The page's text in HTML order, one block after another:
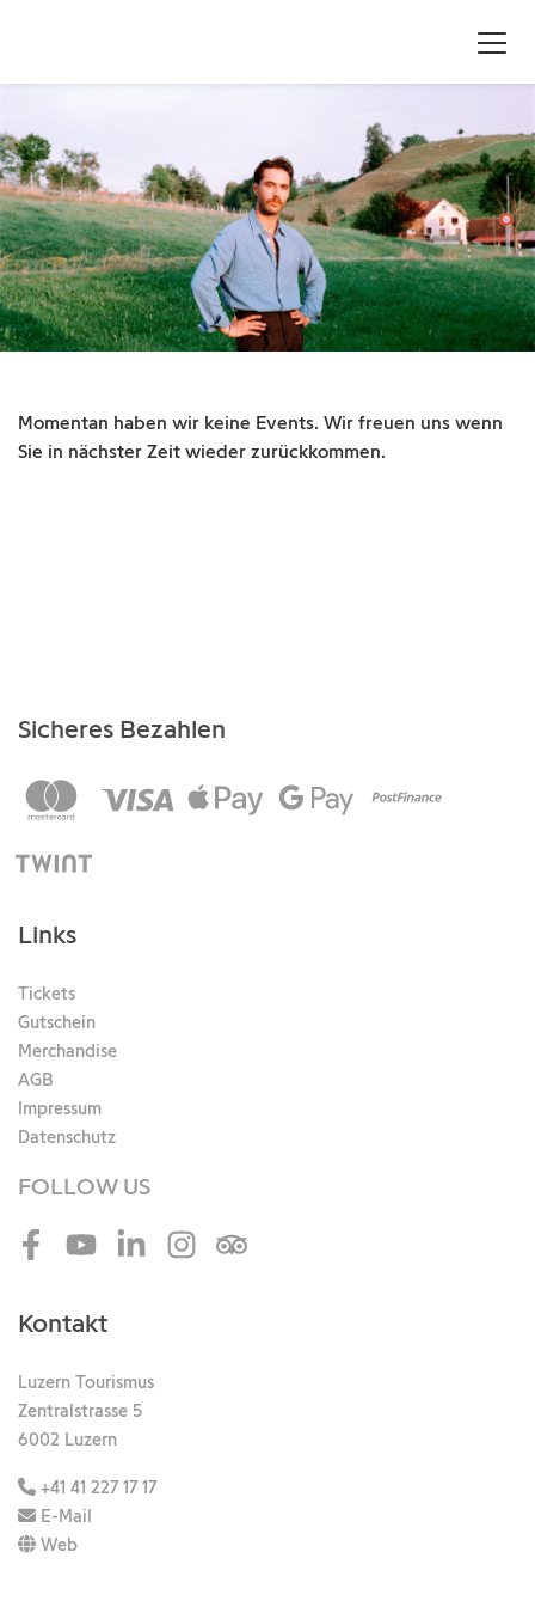
Momentan haben wir keine Events. Wir freuen uns wenn
Sie in nächster Zeit wieder zurückkommen.
Sicheres Bezahlen
Links
Tickets
Gutschein
Merchandise
AGB
Impressum
Datenschutz
FOLLOW US
FacebookYoutubeLinkedInInstagramTripadvisor
Kontakt
Luzern Tourismus
Zentralstrasse 5
6002 Luzern
+41 41 227 17 17
E-Mail
Web